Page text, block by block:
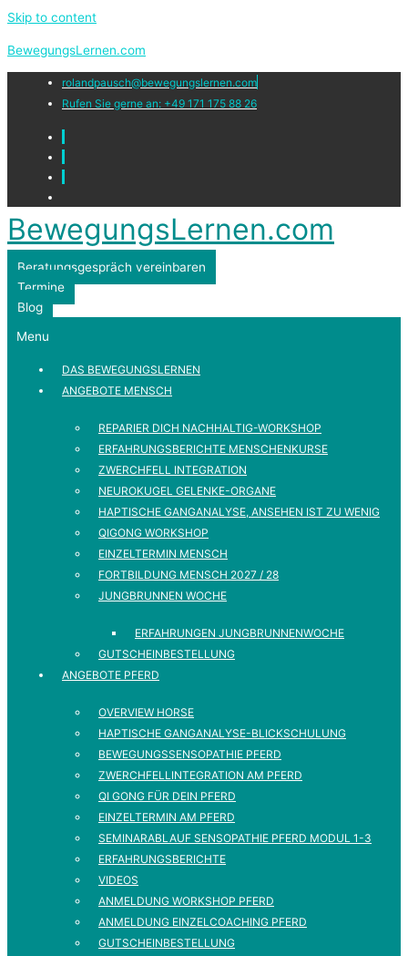
Skip to content
BewegungsLernen.com
rolandpausch@bewegungslernen.com
Rufen Sie gerne an: +49 171 175 88 26
BewegungsLernen.com
Beratungsgespräch vereinbaren
Termine
Blog
Menu
DAS BEWEGUNGSLERNEN
ANGEBOTE MENSCH
REPARIER DICH NACHHALTIG-WORKSHOP
ERFAHRUNGSBERICHTE MENSCHENKURSE
ZWERCHFELL INTEGRATION
NEUROKUGEL GELENKE-ORGANE
HAPTISCHE GANGANALYSE, ANSEHEN IST ZU WENIG
QIGONG WORKSHOP
EINZELTERMIN MENSCH
FORTBILDUNG MENSCH 2027 / 28
JUNGBRUNNEN WOCHE
ERFAHRUNGEN JUNGBRUNNENWOCHE
GUTSCHEINBESTELLUNG
ANGEBOTE PFERD
OVERVIEW HORSE
HAPTISCHE GANGANALYSE-BLICKSCHULUNG
BEWEGUNGSSENSOPATHIE PFERD
ZWERCHFELLINTEGRATION AM PFERD
QI GONG FÜR DEIN PFERD
EINZELTERMIN AM PFERD
SEMINARABLAUF SENSOPATHIE PFERD MODUL 1-3
ERFAHRUNGSBERICHTE
VIDEOS
ANMELDUNG WORKSHOP PFERD
ANMELDUNG EINZELCOACHING PFERD
GUTSCHEINBESTELLUNG